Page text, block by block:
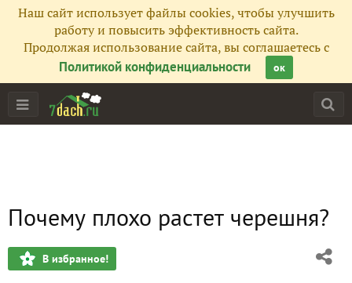
Наш сайт использует файлы cookies, чтобы улучшить
работу и повысить эффективность сайта.
Продолжая использование сайта, вы соглашаетесь с
Политикой конфиденциальности
ок
Почему плохо растет черешня?
В избранное!